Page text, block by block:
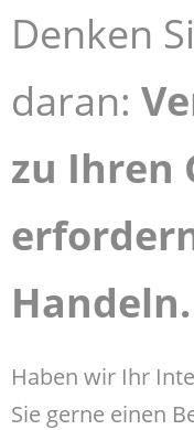
Denken
daran:
zu Ihren
Handeln.
Haben wir Ihr
Sie gerne einen